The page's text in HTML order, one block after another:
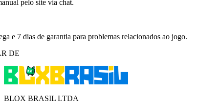
pelo site via chat.
e 7 dias de garantia para problemas relacionados ao jogo.
DE
BLOX BRASIL LTDA